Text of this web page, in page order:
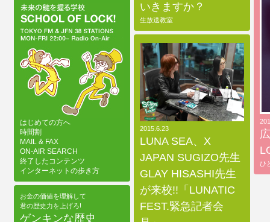
はじめての方へ
時間割
MAIL & FAX
ON-AIR SEARCH
終了したコンテンツ
インターネットの歩き方
お金の価値を理解して
君の歴史力を上げろ!
ゲンキンな歴史
いきますか？
生放送教室
2015.6.23
LUNA SEA、X
JAPAN SUGIZO先生
GLAY HISASHI先生
が来校!!「LUNATIC
FEST.緊急記者会
ひ